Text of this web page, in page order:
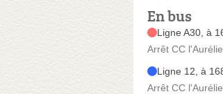
En bus
Ligne A30, à
Arrêt CC
Ligne 12, à
Arrêt CC